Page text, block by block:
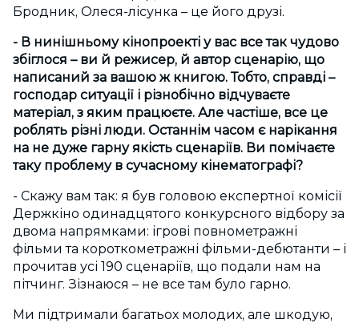
Бродник, Олеся-лісунка – це його друзі.
- В нинішньому кінопроекті у вас все так чудово
збіглося – ви й режисер, й автор сценарію, що
написаний за вашою ж книгою. Тобто, справді –
господар ситуації і різнобічно відчуваєте
матеріал, з яким працюєте. Але частіше, все це
роблять різні люди. Останнім часом є нарікання
на не дуже гарну якість сценаріїв. Ви помічаєте
таку проблему в сучасному кінематографі?
- Скажу вам так: я був головою експертної комісії
Держкіно одинадцятого конкурсного відбору за
двома напрямками: ігрові повнометражні
фільми та короткометражні фільми-дебютанти – і
прочитав усі 190 сценаріїв, що подали нам на
пітчинг. Зізнаюся – не все там було гарно.
Ми підтримали багатьох молодих, але шкодую,